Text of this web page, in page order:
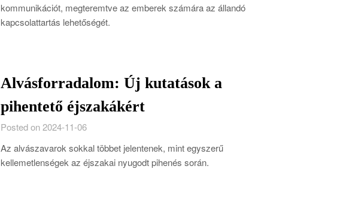
kommunikációt, megteremtve az emberek számára az állandó
kapcsolattartás lehetőségét.
Alvásforradalom: Új kutatások a
pihentető éjszakákért
Posted on 2024-11-06
Az alvászavarok sokkal többet jelentenek, mint egyszerű
kellemetlenségek az éjszakai nyugodt pihenés során.